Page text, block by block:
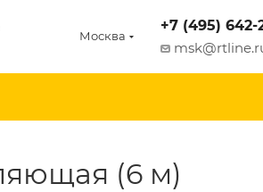
Москва
+7 (495) 642-
(6 м)